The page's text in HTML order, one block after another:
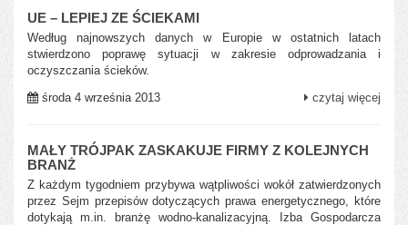
UE – LEPIEJ ZE ŚCIEKAMI
Według najnowszych danych w Europie w ostatnich latach
stwierdzono poprawę sytuacji w zakresie odprowadzania i
oczyszczania ścieków.
środa 4 września 2013
czytaj więcej
MAŁY TRÓJPAK ZASKAKUJE FIRMY Z KOLEJNYCH
BRANŻ
Z każdym tygodniem przybywa wątpliwości wokół zatwierdzonych
przez Sejm przepisów dotyczących prawa energetycznego, które
dotykają m.in. branżę wodno-kanalizacyjną. Izba Gospodarcza